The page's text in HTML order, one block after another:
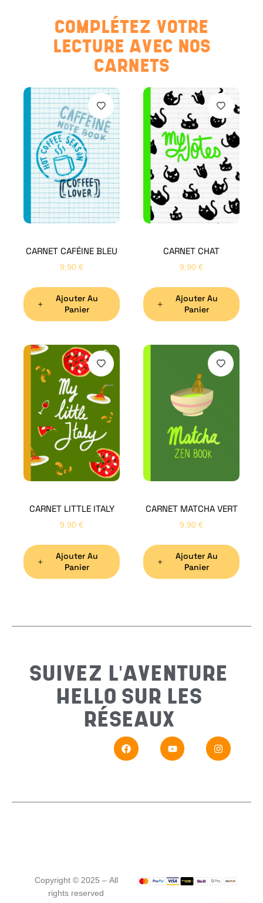
COMPLÉTEZ VOTRE
LECTURE AVEC NOS
CARNETS
CARNET CAFÉINE BLEU
9,90 €
Ajouter Au
Panier
CARNET CHAT
9,90 €
Ajouter Au
Panier
CARNET LITTLE ITALY
9,90 €
Ajouter Au
Panier
CARNET MATCHA VERT
9,90 €
Ajouter Au
Panier
SUIVEZ L'AVENTURE
HELLO SUR LES
RÉSEAUX
Copyright © 2025 – All
rights reserved